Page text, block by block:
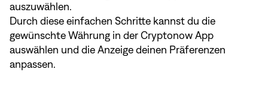
auszuwählen.
Durch diese einfachen Schritte kannst du die
gewünschte Währung in der Cryptonow App
auswählen und die Anzeige deinen Präferenzen
anpassen.